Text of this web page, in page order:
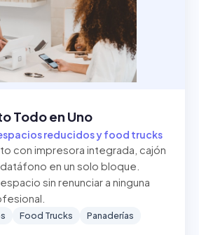
Todo en Uno
reducidos y food trucks
con impresora integrada, cajón
en un solo bloque.
sin renunciar a ninguna
Food Trucks
Panaderías